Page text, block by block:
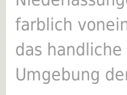
farblich
das
Umgebung